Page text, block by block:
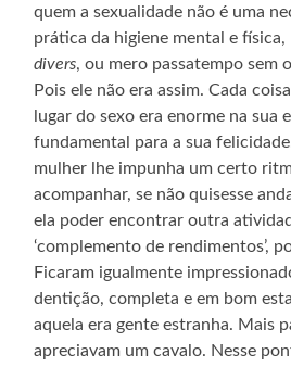
quem a sexualidade não é uma
prática da higiene mental e
divers, ou mero passatempo sem
Pois ele não era assim. Cada
lugar do sexo era enorme na sua
fundamental para a sua
mulher lhe impunha um certo
acompanhar, se não quisesse
ela poder encontrar outra
‘complemento de rendimentos’,
Ficaram igualmente
dentição, completa e em bom
aquela era gente estranha. Mais
apreciavam um cavalo. Nesse